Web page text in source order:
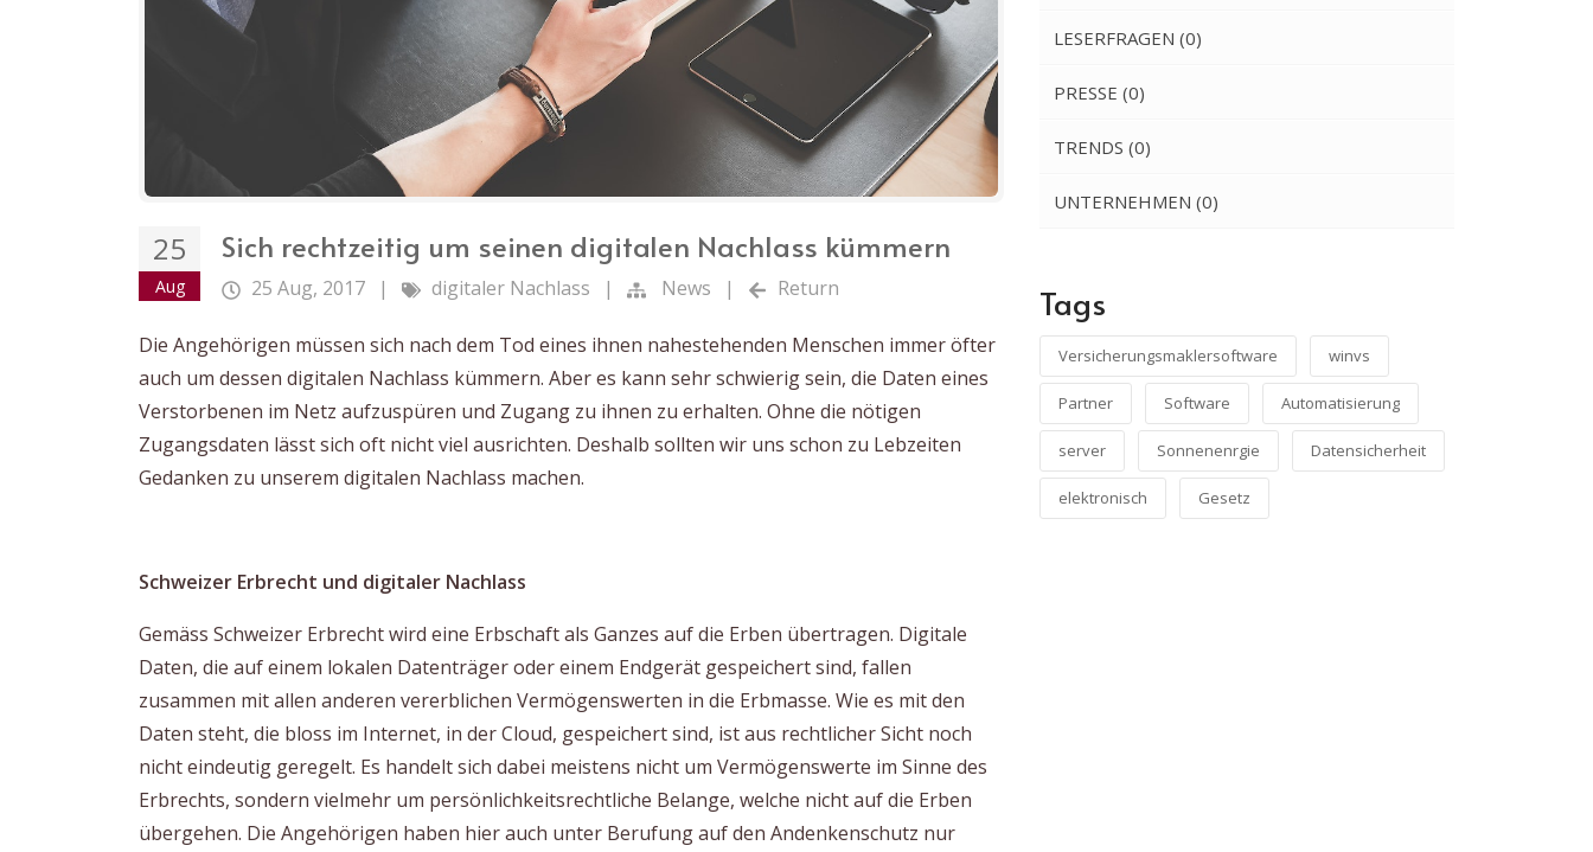
25
Aug
Sich rechtzeitig um seinen digitalen Nachlass kümmern
25 Aug, 2017 | digitaler Nachlass | News | Return
Die Angehörigen müssen sich nach dem Tod eines ihnen nahestehenden Menschen immer öfter
auch um dessen digitalen Nachlass kümmern. Aber es kann sehr schwierig sein, die Daten eines
Verstorbenen im Netz aufzuspüren und Zugang zu ihnen zu erhalten. Ohne die nötigen
Zugangsdaten lässt sich oft nicht viel ausrichten. Deshalb sollten wir uns schon zu Lebzeiten
Gedanken zu unserem digitalen Nachlass machen.
Schweizer Erbrecht und digitaler Nachlass
Gemäss Schweizer Erbrecht wird eine Erbschaft als Ganzes auf die Erben übertragen. Digitale
Daten, die auf einem lokalen Datenträger oder einem Endgerät gespeichert sind, fallen
zusammen mit allen anderen vererblichen Vermögenswerten in die Erbmasse. Wie es mit den
Daten steht, die bloss im Internet, in der Cloud, gespeichert sind, ist aus rechtlicher Sicht noch
nicht eindeutig geregelt. Es handelt sich dabei meistens nicht um Vermögenswerte im Sinne des
Erbrechts, sondern vielmehr um persönlichkeitsrechtliche Belange, welche nicht auf die Erben
übergehen. Die Angehörigen haben hier auch unter Berufung auf den Andenkenschutz nur
LESERFRAGEN (0)
PRESSE (0)
TRENDS (0)
UNTERNEHMEN (0)
Tags
Versicherungsmaklersoftware winvs
Partner Software Automatisierung
server Sonnenenrgie Datensicherheit
elektronisch Gesetz